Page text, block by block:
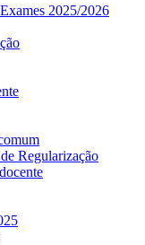
2025/2026
Regularização